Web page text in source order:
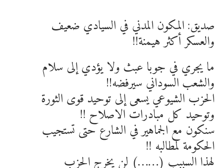
صديق: المكون المدني في السيادي ضعيف
والعسكر أكثر هيمنة!!
ما يجري في جوبا عبث ولا يؤدي إلى سلام
والشعب السوداني سيرفضه!!
الحزب الشيوعي يسعى إلى توحيد قوى الثورة
وتوحيد كل مبادرات الاصلاح !!
سنكون مع الجماهير في الشارع حتى تستجيب
الحكومة لمطالبه !!
لهذا السببب (……) لن يخرج الحزب